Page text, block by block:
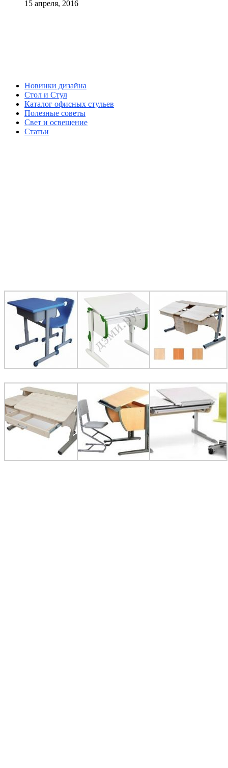
15 апреля, 2016
Новинки дизайна
Стол и Стул
Каталог офисных стульев
Полезные советы
Свет и освещение
Статьи